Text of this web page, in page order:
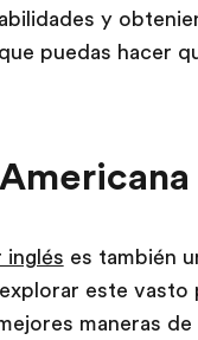
y
puedas hacer
inglés es también
este
maneras